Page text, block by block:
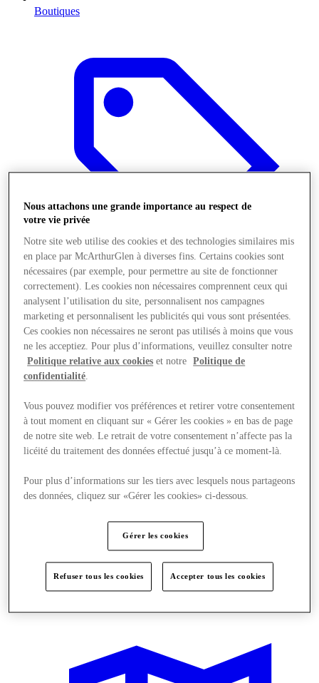
Boutiques
Offres
Nous attachons une grande importance au respect de
votre vie privée
Notre site web utilise des cookies et des technologies similaires mis
en place par McArthurGlen à diverses fins. Certains cookies sont
nécessaires (par exemple, pour permettre au site de fonctionner
correctement). Les cookies non nécessaires comprennent ceux qui
analysent l’utilisation du site, personnalisent nos campagnes
marketing et personnalisent les publicités qui vous sont présentées.
Ces cookies non nécessaires ne seront pas utilisés à moins que vous
ne les acceptiez. Pour plus d’informations, veuillez consulter notre
Politique relative aux cookies et notre
Politique de
confidentialité.
Vous pouvez modifier vos préférences et retirer votre consentement
à tout moment en cliquant sur « Gérer les cookies » en bas de page
de notre site web. Le retrait de votre consentement n’affecte pas la
licéité du traitement des données effectué jusqu’à ce moment-là.
Pour plus d’informations sur les tiers avec lesquels nous partageons
des données, cliquez sur «Gérer les cookies» ci-dessous.
Gérer les cookies
Refuser tous les cookies Accepter tous les cookies